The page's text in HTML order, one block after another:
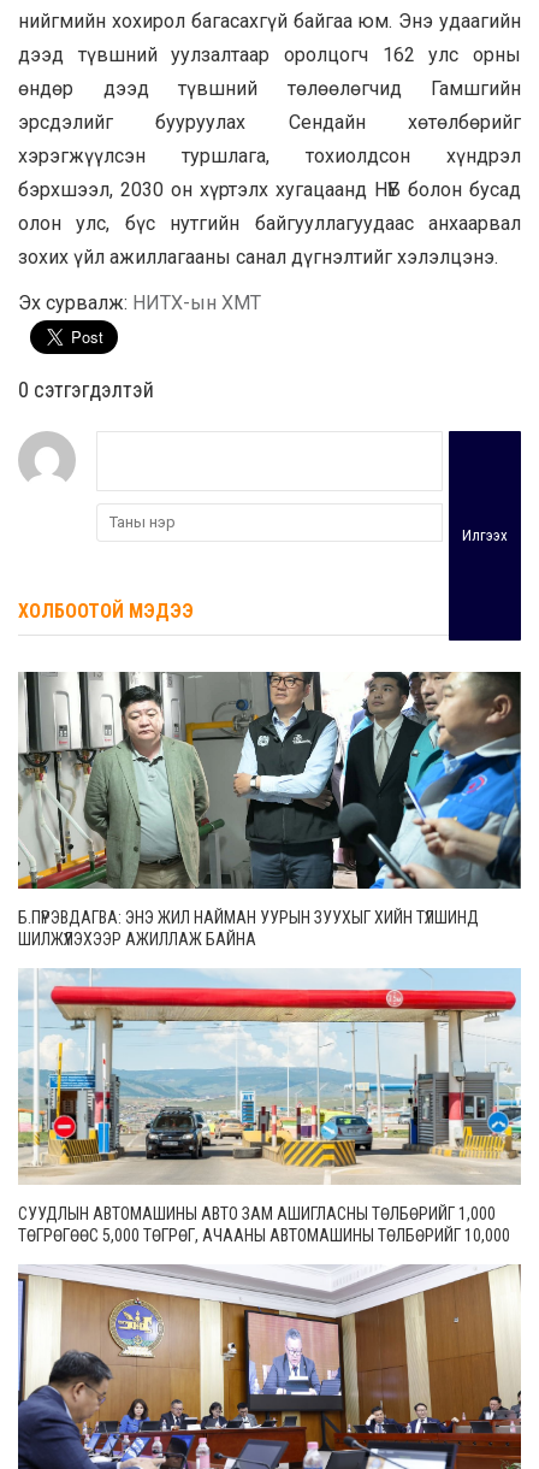
нийгмийн хохирол багасахгүй байгаа юм. Энэ удаагийн
дээд түвшний уулзалтаар оролцогч 162 улс орны
өндөр дээд түвшний төлөөлөгчид Гамшгийн
эрсдэлийг бууруулах Сендайн хөтөлбөрийг
хэрэгжүүлсэн туршлага, тохиолдсон хүндрэл
бэрхшээл, 2030 он хүртэлх хугацаанд НҮБ болон бусад
олон улс, бүс нутгийн байгууллагуудаас анхаарвал
зохих үйл ажиллагааны санал дүгнэлтийг хэлэлцэнэ.
Эх сурвалж: НИТХ-ын ХМТ
0 cэтгэгдэлтэй
Илгээх
ХОЛБООТОЙ МЭДЭЭ
Б.ПҮРЭВДАГВА: ЭНЭ ЖИЛ НАЙМАН УУРЫН ЗУУХЫГ ХИЙН ТҮЛШИНД
ШИЛЖҮҮЛЭХЭЭР АЖИЛЛАЖ БАЙНА
СУУДЛЫН АВТОМАШИНЫ АВТО ЗАМ АШИГЛАСНЫ ТӨЛБӨРИЙГ 1,000
ТӨГРӨГӨӨС 5,000 ТӨГРӨГ, АЧААНЫ АВТОМАШИНЫ ТӨЛБӨРИЙГ 10,000